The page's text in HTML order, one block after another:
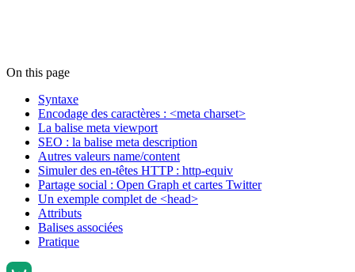
On this page
Syntaxe
Encodage des caractères : <meta charset>
La balise meta viewport
SEO : la balise meta description
Autres valeurs name/content
Simuler des en-têtes HTTP : http-equiv
Partage social : Open Graph et cartes Twitter
Un exemple complet de <head>
Attributs
Balises associées
Pratique